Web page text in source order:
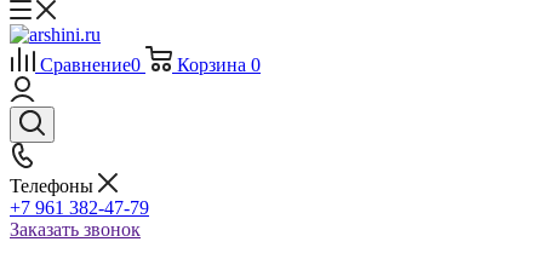
Сравнение0 Корзина 0
Телефоны
+7 961 382-47-79
Заказать звонок